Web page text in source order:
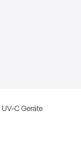
UV-C Geräte